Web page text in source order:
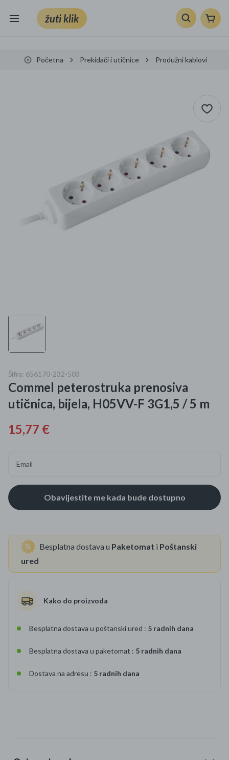
žuti klik
Sport i slobodno vrijeme
Ljepota i zdravlje
Kućanski aparati
Kišobrani akcija
Ograničena cijena
Najpopularniji proizvodi
Početna Prekidači i utičnice Produžni kablovi
Šifra: 656170-232-503
Commel peterostruka prenosiva
utičnica, bijela, H05VV-F 3G1,5 / 5 m
15,77 €
Email
Besplatna dostava u Paketomat i Poštanski
ured
Kako do proizvoda
Besplatna dostava u poštanski ured : 5 radnih dana
Besplatna dostava u paketomat : 5 radnih dana
Dostava na adresu : 5 radnih dana